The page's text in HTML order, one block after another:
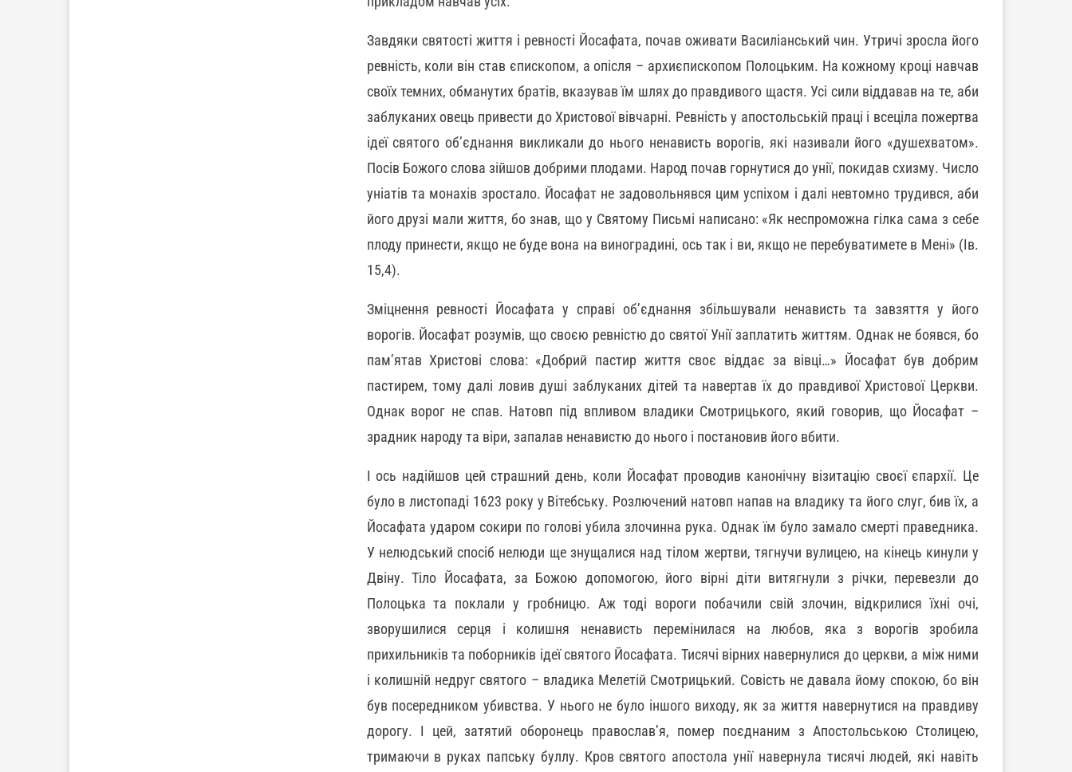
Завдяки святості життя і ревності Йосафата, почав оживати Василіанський чин. Утричі зросла його
ревність, коли він став єпископом, а опісля – архиєпископом Полоцьким. На кожному кроці навчав
своїх темних, обманутих братів, вказував їм шлях до правдивого щастя. Усі сили віддавав на те, аби
заблуканих овець привести до Христової вівчарні. Ревність у апостольській праці і всеціла пожертва
ідеї святого об’єднання викликали до нього ненависть ворогів, які називали його «душехватом».
Посів Божого слова зійшов добрими плодами. Народ почав горнутися до унії, покидав схизму. Число
уніатів та монахів зростало. Йосафат не задовольнявся цим успіхом і далі невтомно трудився, аби
його друзі мали життя, бо знав, що у Святому Письмі написано: «Як неспроможна гілка сама з себе
плоду принести, якщо не буде вона на виноградині, ось так і ви, якщо не перебуватимете в Мені» (Ів.
15,4).
Зміцнення ревності Йосафата у справі об’єднання збільшували ненависть та завзяття у його
ворогів. Йосафат розумів, що своєю ревністю до святої Унії заплатить життям. Однак не боявся, бо
пам’ятав Христові слова: «Добрий пастир життя своє віддає за вівці…» Йосафат був добрим
пастирем, тому далі ловив душі заблуканих дітей та навертав їх до правдивої Христової Церкви.
Однак ворог не спав. Натовп під впливом владики Смотрицького, який говорив, що Йосафат –
зрадник народу та віри, запалав ненавистю до нього і постановив його вбити.
І ось надійшов цей страшний день, коли Йосафат проводив канонічну візитацію своєї єпархії. Це
було в листопаді 1623 року у Вітебську. Розлючений натовп напав на владику та його слуг, бив їх, а
Йосафата ударом сокири по голові убила злочинна рука. Однак їм було замало смерті праведника.
У нелюдський спосіб нелюди ще знущалися над тілом жертви, тягнучи вулицею, на кінець кинули у
Двіну. Тіло Йосафата, за Божою допомогою, його вірні діти витягнули з річки, перевезли до
Полоцька та поклали у гробницю. Аж тоді вороги побачили свій злочин, відкрилися їхні очі,
зворушилися серця і колишня ненависть перемінилася на любов, яка з ворогів зробила
прихильників та поборників ідеї святого Йосафата. Тисячі вірних навернулися до церкви, а між ними
і колишній недруг святого – владика Мелетій Смотрицький. Совість не давала йому спокою, бо він
був посередником убивства. У нього не було іншого виходу, як за життя навернутися на правдиву
дорогу. І цей, затятий оборонець православ’я, помер поєднаним з Апостольською Столицею,
тримаючи в руках папську буллу. Кров святого апостола унії навернула тисячі людей, які навіть